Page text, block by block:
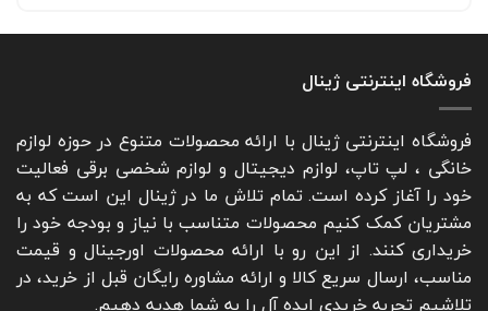
فروشگاه اینترنتی ژینال
فروشگاه اینترنتی ژینال با ارائه محصولات متنوع در حوزه لوازم
خانگی ، لپ تاپ، لوازم دیجیتال و لوازم شخصی برقی فعالیت
خود را آغاز کرده است. تمام تلاش ما در ژینال این است که به
مشتریان کمک کنیم محصولات متناسب با نیاز و بودجه خود را
خریداری کنند. از این رو با ارائه محصولات اورجینال و قیمت
مناسب، ارسال سریع کالا و ارائه مشاوره رایگان قبل از خرید، در
تلاشیم تجربه خریدی ایده آل را به شما هدیه دهیم.